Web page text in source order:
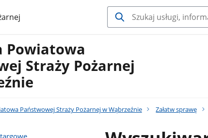
Powiatowa
Straży Pożarnej
Państwowej Straży Pożarnej w Wąbrzeźnie Załatw sprawę